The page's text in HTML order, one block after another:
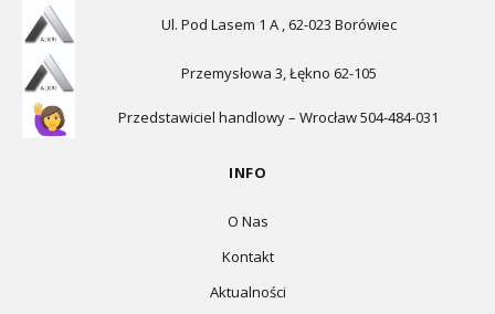
Ul. Pod Lasem 1 A , 62-023 Borówiec
Przemysłowa 3, Łękno 62-105
Przedstawiciel handlowy – Wrocław 504-484-031
INFO
O Nas
Kontakt
Aktualności